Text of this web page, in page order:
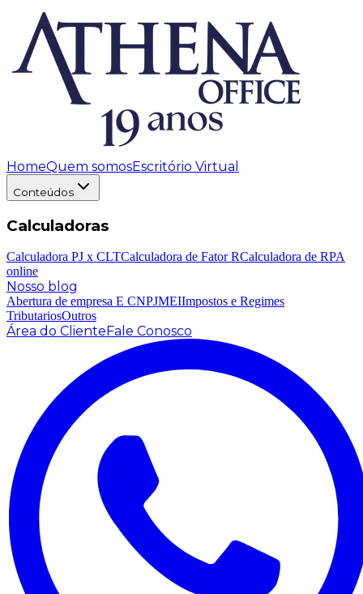
HomeQuem somosEscritório Virtual
Conteúdos
Calculadoras
Calculadora PJ x CLTCalculadora de Fator RCalculadora de RPA
online
Nosso blog
Abertura de empresa E CNPJMEIImpostos e Regimes
TributariosOutros
Área do Cliente Fale Conosco